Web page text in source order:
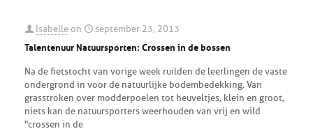
Isabelleon
september 23, 2013
Talentenuur Natuursporten: Crossen in de bossen
Na de fietstocht van vorige week ruilden de leerlingen de vaste
ondergrond in voor de natuurlijke bodembedekking. Van
grasstroken over modderpoelen tot heuveltjes, klein en groot,
niets kan de natuursporters weerhouden van vrij en wild
"crossen in de